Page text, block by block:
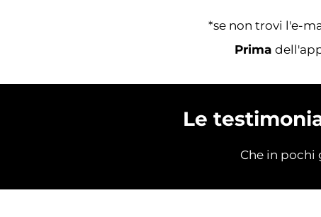
*se non trovi l'e-
Prima
Le
Che in